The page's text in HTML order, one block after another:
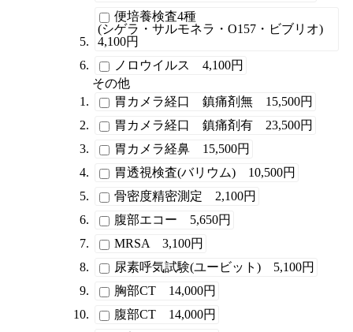
便培養検査4種
(シゲラ・サルモネラ・O157・ビブリオ)
4,100円
ノロウイルス 4,100円
その他
胃カメラ経口 鎮痛剤無 15,500円
胃カメラ経口 鎮痛剤有 23,500円
胃カメラ経鼻 15,500円
胃透視検査(バリウム) 10,500円
骨密度精密測定 2,100円
腹部エコー 5,650円
MRSA 3,100円
尿素呼気試験(ユービット) 5,100円
胸部CT 14,000円
腹部CT 14,000円